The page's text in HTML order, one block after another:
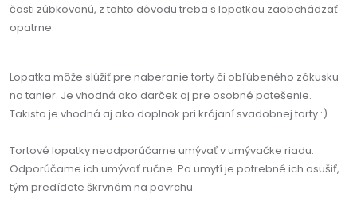
časti zúbkovanú, z tohto dôvodu treba s lopatkou zaobchádzať
opatrne.
Lopatka môže slúžiť pre naberanie torty či obľúbeného zákusku
na tanier. Je vhodná ako darček aj pre osobné potešenie.
Takisto je vhodná aj ako doplnok pri krájaní svadobnej torty :)
Tortové lopatky neodporúčame umývať v umývačke riadu.
Odporúčame ich umývať ručne. Po umytí je potrebné ich osušiť,
tým predídete škrvnám na povrchu.